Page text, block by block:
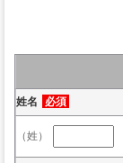
姓名 必須
（姓）